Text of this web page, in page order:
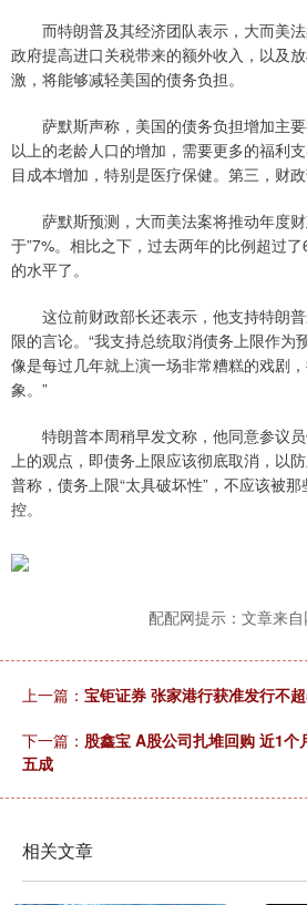
而特朗普及其经济团队表示，大而美法
政府提高进口关税带来的额外收入，以及
激，将能够减轻美国的债务负担。
萨默斯声称，美国的债务负担增加主要
以上的老龄人口的增加，需要更多的福利
目成本增加，特别是医疗保健。第三，财政
萨默斯预测，大而美法案将推动年度财
于”7%。相比之下，过去两年的比例超过
的水平了。
这位前财政部长还表示，他支持特朗普
限的言论。“我支持总统取消债务上限作为
像是每过几年就上演一场非常糟糕的戏剧
象。”
特朗普本周稍早发文称，他同意参议员
上的观点，即债务上限应该彻底取消，以
普称，债务上限“太具破坏性”，不应该被
控。
配配网提示：文章来自
上一篇： 宝钜证券 张家港行获准发行不
下一篇： 股鑫宝 A股公司扎堆回购 近1个
五成
相关文章